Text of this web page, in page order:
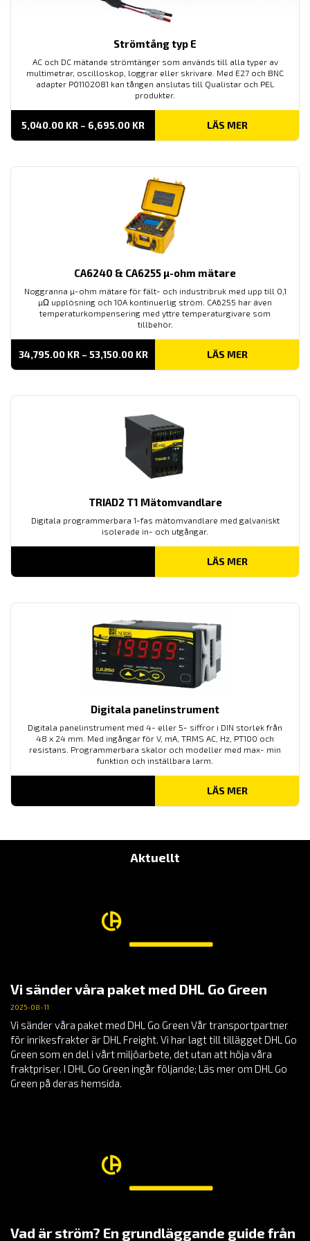
Strömtång typ E
AC och DC mätande strömtänger som används till alla typer av
multimetrar, oscilloskop, loggrar eller skrivare. Med E27 och BNC
adapter P01102081 kan tången anslutas till Qualistar och PEL
produkter.
5,040.00 KR – 6,695.00 KRPRISINTERVALL:
TILL
LÄS MER
CA6240 & CA6255 µ-ohm mätare
Noggranna µ-ohm mätare för fält- och industribruk med upp till 0,1
µΩ upplösning och 10A kontinuerlig ström. CA6255 har även
temperaturkompensering med yttre temperaturgivare som
tillbehör.
34,795.00 KR – 53,150.00 KRPRISINTERVALL:
TILL
LÄS MER
TRIAD2 T1 Mätomvandlare
Digitala programmerbara 1-fas mätomvandlare med galvaniskt
isolerade in- och utgångar.
LÄS MER
Digitala panelinstrument
Digitala panelinstrument med 4- eller 5- siffror i DIN storlek från
48 x 24 mm. Med ingångar för V, mA, TRMS AC, Hz, PT100 och
resistans. Programmerbara skalor och modeller med max- min
funktion och inställbara larm.
LÄS MER
Aktuellt
Vi sänder våra paket med DHL Go Green
2025-08-11
Vi sänder våra paket med DHL Go Green Vår transportpartner
för inrikesfrakter är DHL Freight. Vi har lagt till tillägget DHL Go
Green som en del i vårt miljöarbete, det utan att höja våra
fraktpriser. I DHL Go Green ingår följande; Läs mer om DHL Go
Green på deras hemsida.
Vad är ström? En grundläggande guide från